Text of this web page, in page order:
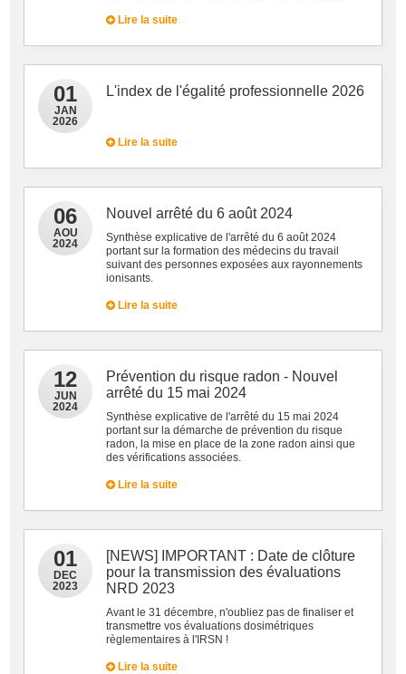
Lire la suite
01
JAN
2026
L'index de l'égalité professionnelle 2026
Lire la suite
06
AOU
2024
Nouvel arrêté du 6 août 2024
Synthèse explicative de l'arrêté du 6 août 2024
portant sur la formation des médecins du travail
suivant des personnes exposées aux rayonnements
ionisants.
Lire la suite
12
JUN
2024
Prévention du risque radon - Nouvel
arrêté du 15 mai 2024
Synthèse explicative de l'arrêté du 15 mai 2024
portant sur la démarche de prévention du risque
radon, la mise en place de la zone radon ainsi que
des vérifications associées.
Lire la suite
01
DEC
2023
[NEWS] IMPORTANT : Date de clôture
pour la transmission des évaluations
NRD 2023
Avant le 31 décembre, n'oubliez pas de finaliser et
transmettre vos évaluations dosimétriques
règlementaires à l'IRSN !
Lire la suite